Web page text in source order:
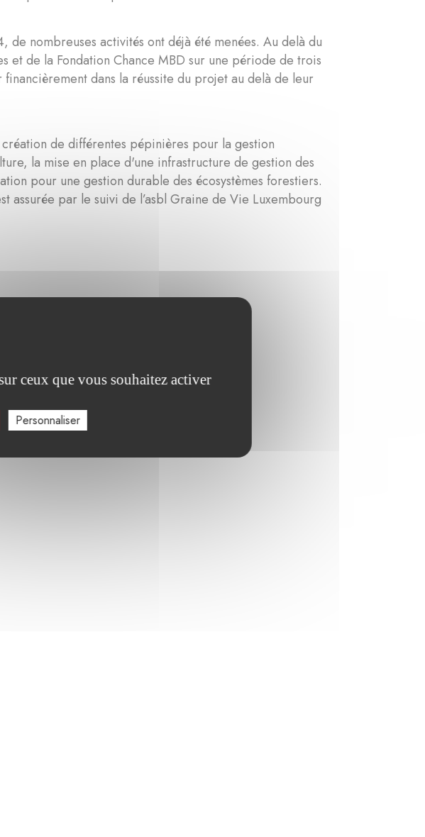
nombreuses activités ont déjà été menées. Au delà du
et de la Fondation Chance MBD sur une période de trois
dans la réussite du projet au delà de leur
de différentes pépinières pour la gestion
la mise en place d'une infrastructure de gestion des
pour une gestion durable des écosystèmes forestiers.
assurée par le suivi de l’asbl Graine de Vie Luxembourg
ceux que vous souhaitez activer
Personnaliser